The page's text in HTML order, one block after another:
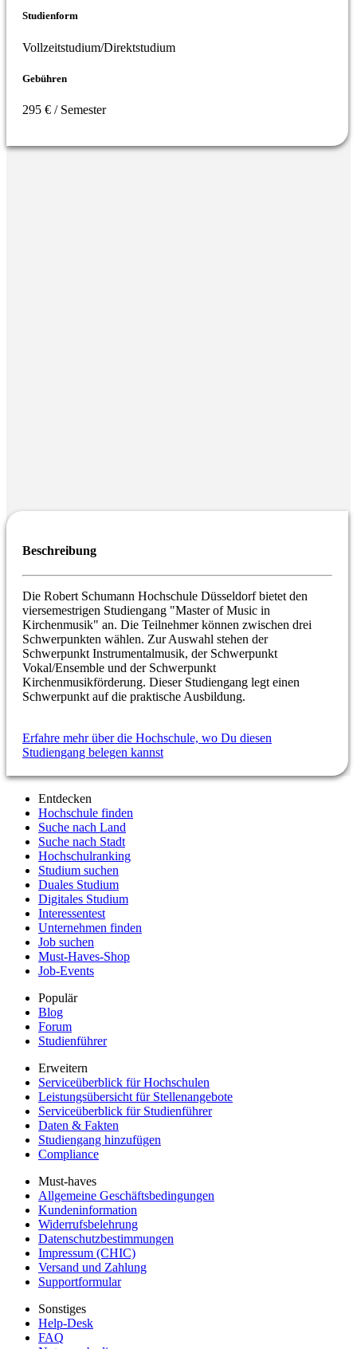
Studienform
Vollzeitstudium/Direktstudium
Gebühren
295 € / Semester
Beschreibung
Die Robert Schumann Hochschule Düsseldorf bietet den
viersemestrigen Studiengang "Master of Music in
Kirchenmusik" an. Die Teilnehmer können zwischen drei
Schwerpunkten wählen. Zur Auswahl stehen der
Schwerpunkt Instrumentalmusik, der Schwerpunkt
Vokal/Ensemble und der Schwerpunkt
Kirchenmusikförderung. Dieser Studiengang legt einen
Schwerpunkt auf die praktische Ausbildung.
Erfahre mehr über die Hochschule, wo Du diesen
Studiengang belegen kannst
Entdecken
Hochschule finden
Suche nach Land
Suche nach Stadt
Hochschulranking
Studium suchen
Duales Studium
Digitales Studium
Interessentest
Unternehmen finden
Job suchen
Must-Haves-Shop
Job-Events
Populär
Blog
Forum
Studienführer
Erweitern
Serviceüberblick für Hochschulen
Leistungsübersicht für Stellenangebote
Serviceüberblick für Studienführer
Daten & Fakten
Studiengang hinzufügen
Compliance
Must-haves
Allgemeine Geschäftsbedingungen
Kundeninformation
Widerrufsbelehrung
Datenschutzbestimmungen
Impressum (CHIC)
Versand und Zahlung
Supportformular
Sonstiges
Help-Desk
FAQ